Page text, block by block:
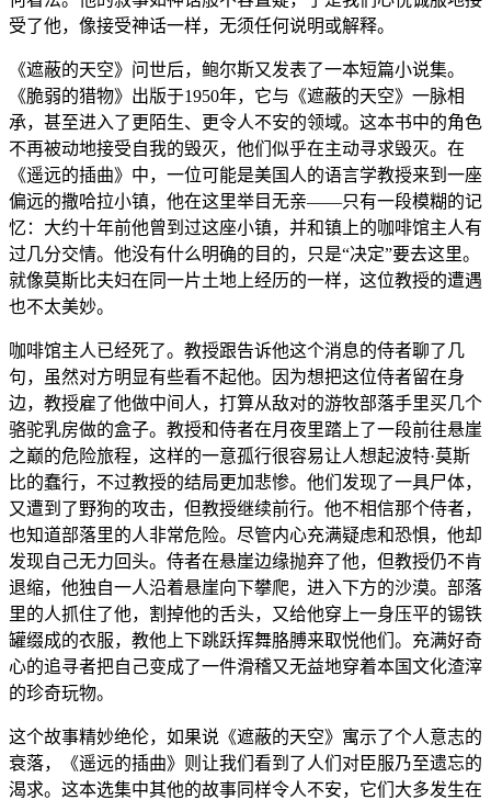
受了他，像接受神话一样，无须任何说明或解释。
《遮蔽的天空》问世后，鲍尔斯又发表了一本短篇小说集。
《脆弱的猎物》出版于1950年，它与《遮蔽的天空》一脉相
承，甚至进入了更陌生、更令人不安的领域。这本书中的角色
不再被动地接受自我的毁灭，他们似乎在主动寻求毁灭。在
《遥远的插曲》中，一位可能是美国人的语言学教授来到一座
偏远的撒哈拉小镇，他在这里举目无亲——只有一段模糊的记
忆：大约十年前他曾到过这座小镇，并和镇上的咖啡馆主人有
过几分交情。他没有什么明确的目的，只是“决定”要去这里。
就像莫斯比夫妇在同一片土地上经历的一样，这位教授的遭遇
也不太美妙。
咖啡馆主人已经死了。教授跟告诉他这个消息的侍者聊了几
句，虽然对方明显有些看不起他。因为想把这位侍者留在身
边，教授雇了他做中间人，打算从敌对的游牧部落手里买几个
骆驼乳房做的盒子。教授和侍者在月夜里踏上了一段前往悬崖
之巅的危险旅程，这样的一意孤行很容易让人想起波特·莫斯
比的蠢行，不过教授的结局更加悲惨。他们发现了一具尸体，
又遭到了野狗的攻击，但教授继续前行。他不相信那个侍者，
也知道部落里的人非常危险。尽管内心充满疑虑和恐惧，他却
发现自己无力回头。侍者在悬崖边缘抛弃了他，但教授仍不肯
退缩，他独自一人沿着悬崖向下攀爬，进入下方的沙漠。部落
里的人抓住了他，割掉他的舌头，又给他穿上一身压平的锡铁
罐缀成的衣服，教他上下跳跃挥舞胳膊来取悦他们。充满好奇
心的追寻者把自己变成了一件滑稽又无益地穿着本国文化渣滓
的珍奇玩物。
这个故事精妙绝伦，如果说《遮蔽的天空》寓示了个人意志的
衰落，《遥远的插曲》则让我们看到了人们对臣服乃至遗忘的
渴求。这本选集中其他的故事同样令人不安，它们大多发生在